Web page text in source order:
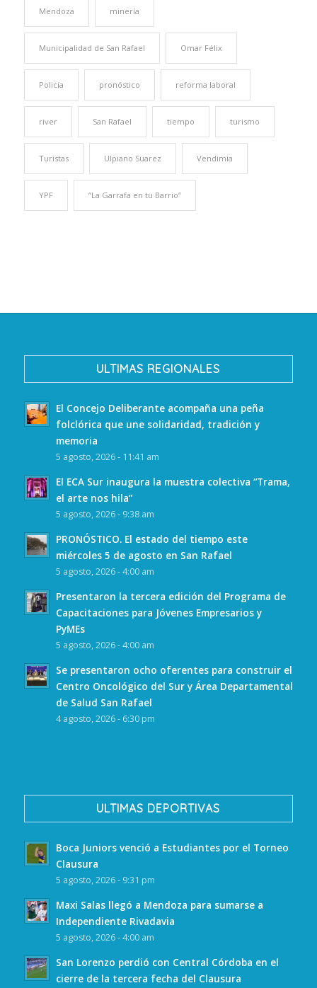
Mendoza minería
Municipalidad de San Rafael Omar Félix
Policía pronóstico reforma laboral
river San Rafael tiempo turismo
Turistas Ulpiano Suarez Vendimia
YPF “La Garrafa en tu Barrio”
ULTIMAS REGIONALES
El Concejo Deliberante acompaña una peña
folclórica que une solidaridad, tradición y
memoria
5 agosto, 2026 - 11:41 am
El ECA Sur inaugura la muestra colectiva “Trama,
el arte nos hila”
5 agosto, 2026 - 9:38 am
PRONÓSTICO. El estado del tiempo este
miércoles 5 de agosto en San Rafael
5 agosto, 2026 - 4:00 am
Presentaron la tercera edición del Programa de
Capacitaciones para Jóvenes Empresarios y
PyMEs
5 agosto, 2026 - 4:00 am
Se presentaron ocho oferentes para construir el
Centro Oncológico del Sur y Área Departamental
de Salud San Rafael
4 agosto, 2026 - 6:30 pm
ULTIMAS DEPORTIVAS
Boca Juniors venció a Estudiantes por el Torneo
Clausura
5 agosto, 2026 - 9:31 pm
Maxi Salas llegó a Mendoza para sumarse a
Independiente Rivadavia
5 agosto, 2026 - 4:00 am
San Lorenzo perdió con Central Córdoba en el
cierre de la tercera fecha del Clausura